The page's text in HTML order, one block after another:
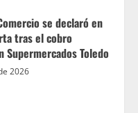
se declaró en
tras el cobro
Supermercados Toledo
2026